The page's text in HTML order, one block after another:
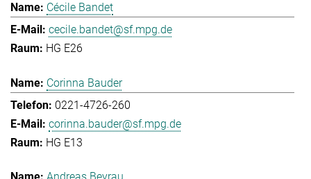
Cécile Bandet
cecile.bandet@sf.mpg.de
HG E26
Corinna Bauder
0221-4726-260
corinna.bauder@sf.mpg.de
HG E13